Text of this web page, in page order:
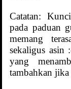
Catatan:
pada paduan
memang
sekaligus asin
yang
tambahkan jika